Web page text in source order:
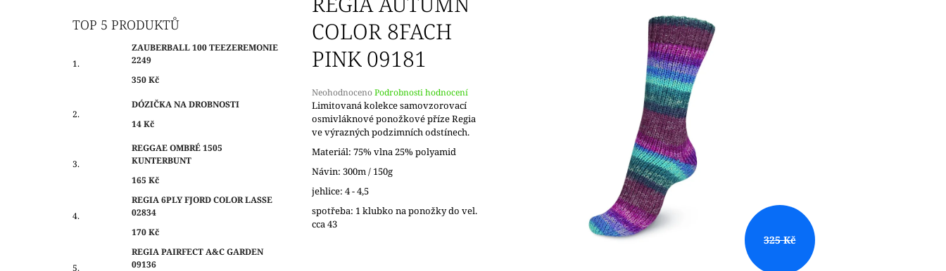
TOP 5 PRODUKTŮ
ZAUBERBALL 100 TEEZEREMONIE
2249
350 Kč
DÓZIČKA NA DROBNOSTI
14 Kč
REGGAE OMBRÉ 1505
KUNTERBUNT
165 Kč
REGIA 6PLY FJORD COLOR LASSE
02834
170 Kč
REGIA PAIRFECT A&C GARDEN
09136
COLOR 8FACH
PINK 09181
Průměrné
hodnocení
produktu
je
z
5
NeohodnocenoPodrobnosti hodnocení
325 Kč
Limitovaná kolekce samovzorovací
osmivláknové ponožkové příze Regia
ve výrazných podzimních odstínech.
Materiál: 75% vlna 25% polyamid
Návin: 300m / 150g
jehlice: 4 - 4,5
spotřeba: 1 klubko na ponožky do vel.
cca 43